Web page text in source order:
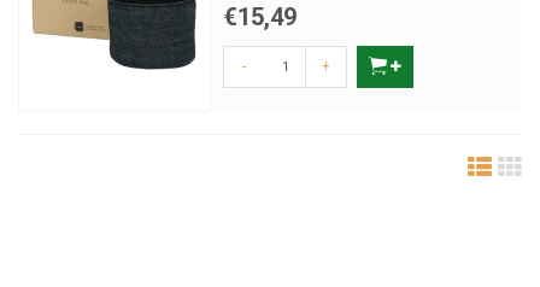
voorspelbaar in je gedrag. Breng tijd door in de stal, spreek zacht en
zorg dat jouw aanwezigheid rust uitstraalt. Vermijd plotselinge
handelingen die de spanning kunnen vergroten. Voor extreem angstige
€15,49
- +